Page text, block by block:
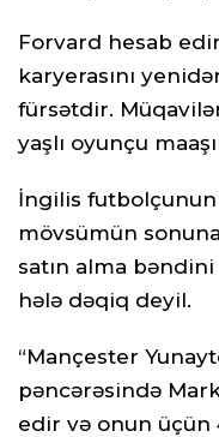
Forvard hesab
karyerasını
fürsətdir.
yaşlı oyunçu
İngilis
mövsümün
satın alma
hələ dəqiq deyil.
“Mançester
pəncərəsində
edir və onun üçün